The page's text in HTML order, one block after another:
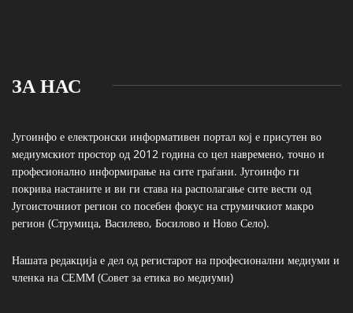
ЗА НАС
Југоинфо е електронски информативен портал кој е присутен во
медиумскиот простор од 2012 година со цел навремено, точно и
професионално информирање на сите граѓани. Југоинфо ги
покрива настаните и ви ги става на располагање сите вести од
Југоисточниот регион со посебен фокус на струмичкиот макро
регион (Струмица, Василево, Босилово и Ново Село).
Нашата редакција е дел од регистарот на професионални медиуми и
членка на СЕММ (Совет за етика во медиуми)